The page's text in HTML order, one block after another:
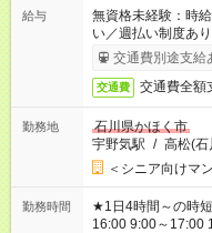
給与
無資格未経験：
い／週払い制度あ
完了次第のお支払
交通費別途支給
交通費 交通費全
勤務地
石川県かほく市
宇野気駅 / 高松(石
＜シニア向けマ
勤務時間
★1日4時間～の時短シフトOK ★スタート
16:00 9:00～17:00